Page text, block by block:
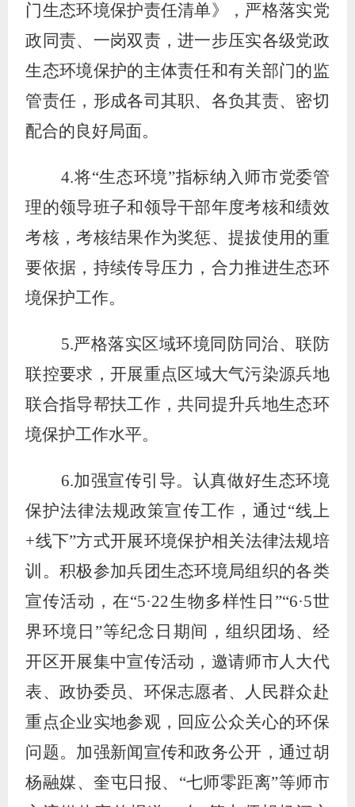
门生态环境保护责任清单》，严格落实党
政同责、一岗双责，进一步压实各级党政
生态环境保护的主体责任和有关部门的监
管责任，形成各司其职、各负其责、密切
配合的良好局面。
4.将“生态环境”指标纳入 师市党委管
理的领导班子和领导干部年度考核和绩效
考核，考核结果作为奖惩、提拔使用的重
要依据，持续传导压力，合力推进生态环
境保护工作。
5.严格落实区域环境同防同治、联防
联控要求， 开展重点区域大气污染源兵地
联合指导帮扶工作，共同提升兵地生态环
境保护工作水平。
6.加强宣传引导。认真做好生态环境
保护法律法规政策宣传工作，通过“线上
+线下”方式开展环境保护相关法律法规培
训。积极参加兵团生态环境局组织的各类
宣传活动，在“5·22生物多样性日 ”“6·5世
界环境日 ”等纪念日期间，组织团场、经
开区开展集中宣传活动，邀请师市人大代
表、政协委员、环保志愿者、人民群众赴
重点企业实地参观，回应公众关心的环保
问题。加强新闻宣传和政务公开，通过胡
杨融媒、奎屯日报、 “七师零距离”等师市